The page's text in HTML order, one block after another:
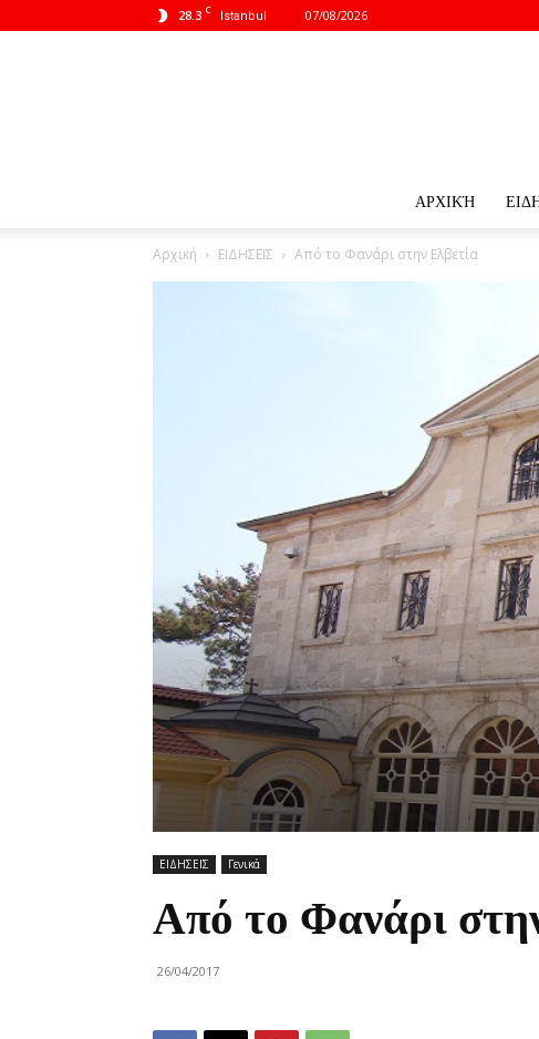
28.3 C Istanbul 07/08/2026
ΑΡΧΙΚΉ
Αρχική ΕΙΔΗΣΕΙΣ Από το Φανάρι στην Ελβετία
ΕΙΔΗΣΕΙΣ Γενικά
Από το Φανάρι
26/04/2017